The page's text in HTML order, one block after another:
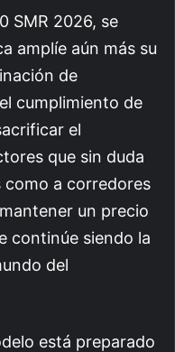
SMR 2026, se
amplíe aún más su
de
cumplimiento de
el
que sin duda
a corredores
un precio
continúe siendo la
del
está preparado